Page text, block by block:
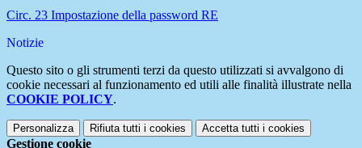
Circ. 23 Impostazione della password RE
Notizie
Questo sito o gli strumenti terzi da questo utilizzati si avvalgono di
cookie necessari al funzionamento ed utili alle finalità illustrate nella
COOKIE POLICY.
Personalizza Rifiuta tutti i cookies Accetta tutti i cookies
Gestione cookie